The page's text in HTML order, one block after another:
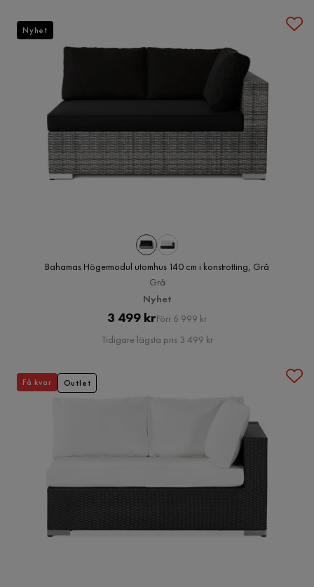
Bahamas Högermodul utomhus 140 cm i konstrotting, Grå
Grå
Nyhet
Pris
3 499 krOriginal
Pris
Förr 6 999 kr
Tidigare lägsta pris 3 499 kr
Nyhet
Få kvar Outlet